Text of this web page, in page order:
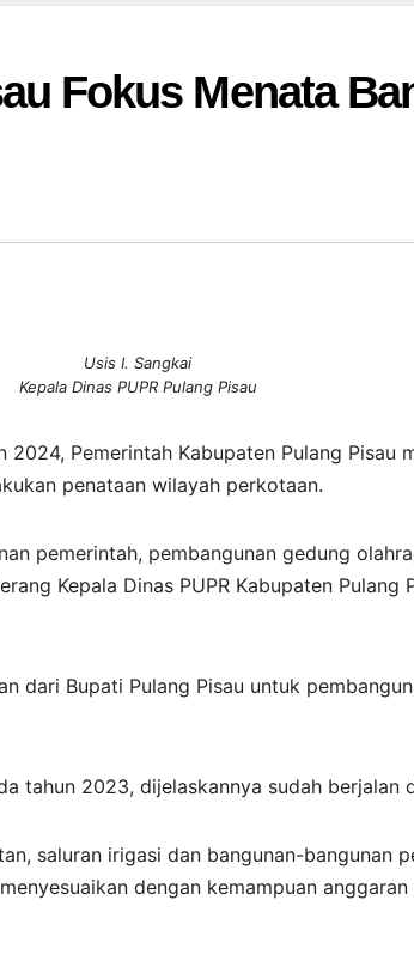
Fokus Menata
Usis I. Sangkai
Kepala Dinas PUPR Pulang Pisau
Pemerintah Kabupaten Pulang Pisau
penataan wilayah perkotaan.
pemerintah, pembangunan gedung
Kepala Dinas PUPR Kabupaten Pulang
dari Bupati Pulang Pisau untuk
tahun 2023, dijelaskannya sudah berjalan
saluran irigasi dan bangunan-bangunan
dengan kemampuan anggaran